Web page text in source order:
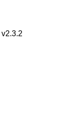
v2.3.2